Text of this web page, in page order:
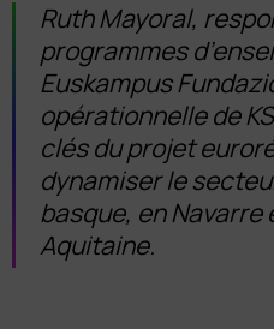
Ruth Mayoral,
programmes
Euskampus
opérationnelle de
clés du projet
dynamiser le
basque, en Navarre
Aquitaine.